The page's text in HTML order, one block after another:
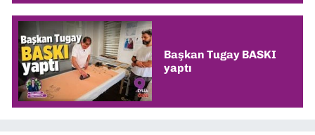
Başkan Tugay BASKI
yaptı